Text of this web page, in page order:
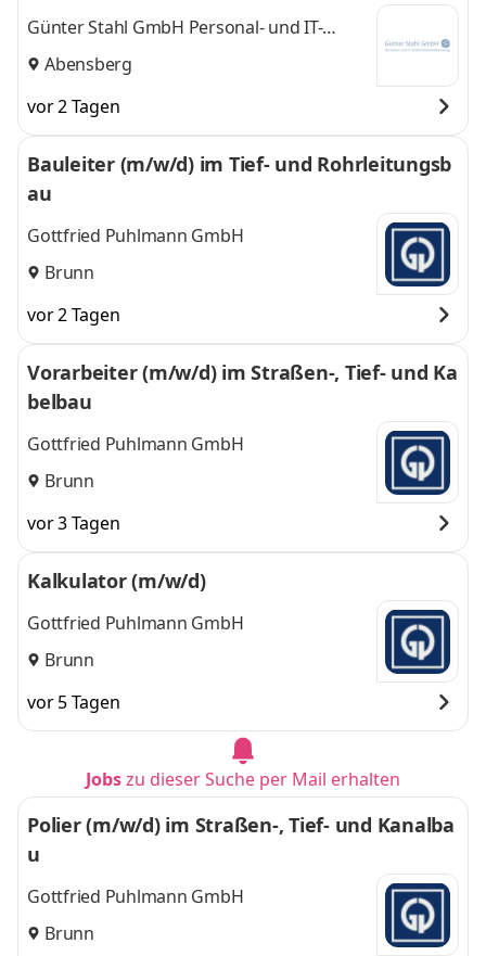
eb
Günter Stahl GmbH Personal- und IT-
Unternehmensberatung
Abensberg
vor 2 Tagen
Bauleiter (m/w/d) im Tief- und Rohrleitungsb
au
Gottfried Puhlmann GmbH
Brunn
vor 2 Tagen
Vorarbeiter (m/w/d) im Straßen-, Tief- und Ka
belbau
Gottfried Puhlmann GmbH
Brunn
vor 3 Tagen
Kalkulator (m/w/d)
Gottfried Puhlmann GmbH
Brunn
vor 5 Tagen
Jobszu dieser Suche per Mail erhalten
Polier (m/w/d) im Straßen-, Tief- und Kanalba
u
Gottfried Puhlmann GmbH
Brunn